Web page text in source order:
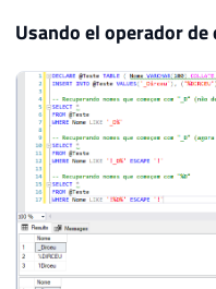
Usando el operador de